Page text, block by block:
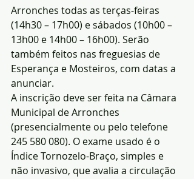
Arronches todas as terças-feiras
(14h30 – 17h00) e sábados (10h00 –
13h00 e 14h00 – 16h00). Serão
também feitos nas freguesias de
Esperança e Mosteiros, com datas a
anunciar.
A inscrição deve ser feita na Câmara
Municipal de Arronches
(presencialmente ou pelo telefone
245 580 080). O exame usado é o
Índice Tornozelo-Braço, simples e
não invasivo, que avalia a circulação